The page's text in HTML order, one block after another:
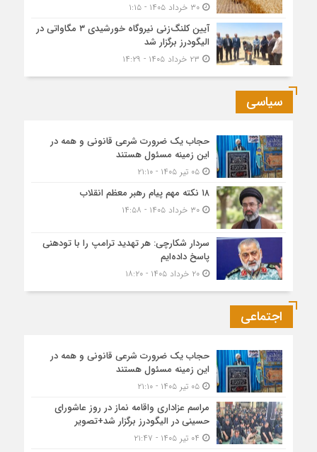
۳۰ خرداد ۱۴۰۵ - ۱:۱۵
آیین کلنگ‌زنی نیروگاه خورشیدی ۳ مگاواتی در
الیگودرز برگزار شد
سیاسی
حجاب یک ضرورت شرعی قانونی و همه در
این زمینه مسئول هستند
۰۵ تیر ۱۴۰۵ - ۲۱:۱۰
۱۸ نکته مهم پیام رهبر معظم انقلاب
۳۰ خرداد ۱۴۰۵ - ۱۴:۵۸
سردار شکارچی: هر تهدید ترامپ را با تودهنی
پاسخ داده‌ایم
۲۰ خرداد ۱۴۰۵ - ۱۸:۲۰
اجتماعی
حجاب یک ضرورت شرعی قانونی و همه در
این زمینه مسئول هستند
۰۵ تیر ۱۴۰۵ - ۲۱:۱۰
مراسم عزاداری واقامه نماز در روز عاشورای
حسینی در الیگودرز برگزار شد+تصویر